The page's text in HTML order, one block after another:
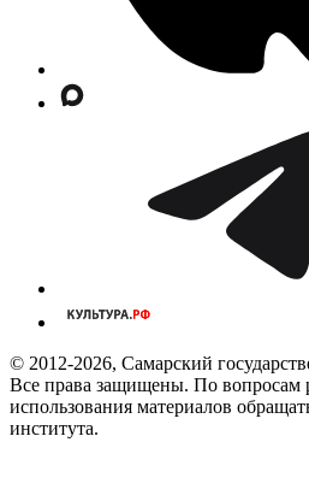
© 2012-2026, Самарский
Все права защищены. По вопросам
использования материалов
института.